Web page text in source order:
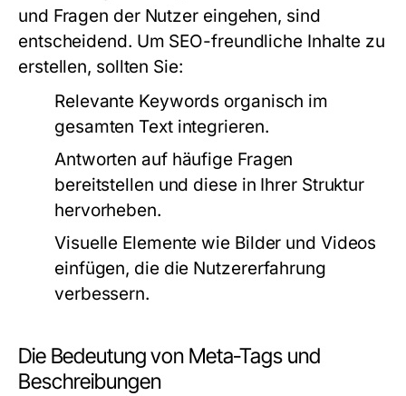
und Fragen der Nutzer eingehen, sind
entscheidend. Um SEO-freundliche Inhalte zu
erstellen, sollten Sie:
Relevante Keywords organisch im
gesamten Text integrieren.
Antworten auf häufige Fragen
bereitstellen und diese in Ihrer Struktur
hervorheben.
Visuelle Elemente wie Bilder und Videos
einfügen, die die Nutzererfahrung
verbessern.
Die Bedeutung von Meta-Tags und
Beschreibungen